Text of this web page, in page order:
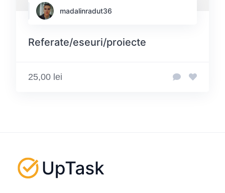
madalinradut36
Referate/eseuri/proiecte
25,00 lei